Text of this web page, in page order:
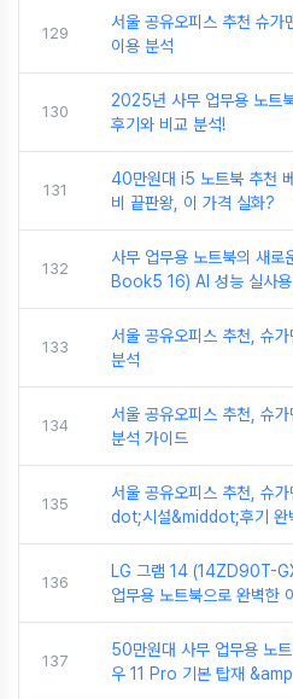
129
서울 공유오피스 추천 슈가
이용 분석
130
2025년 사무 업무용 노트
후기와 비교 분석!
131
40만원대 i5 노트북 추천
비 끝판왕, 이 가격 실화?
132
사무 업무용 노트북의 새
Book5 16) AI 성능 실사
133
서울 공유오피스 추천, 슈
분석
134
서울 공유오피스 추천, 슈
분석 가이드
135
서울 공유오피스 추천, 슈
dot;시설&middot;후기 완
136
LG 그램 14 (14ZD90T-
업무용 노트북으로 완벽한
137
50만원대 사무 업무용 노
우 11 Pro 기본 탑재